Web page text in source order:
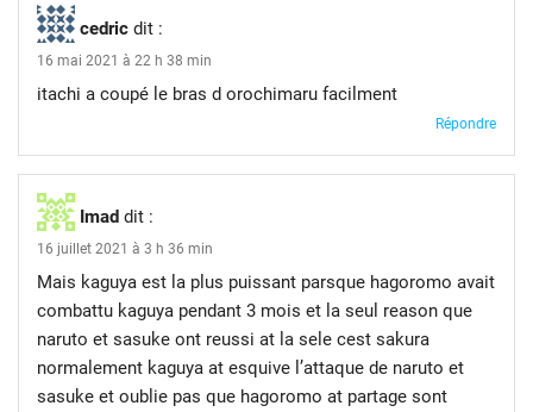
cedric dit :
16 mai 2021 à 22 h 38 min
itachi a coupé le bras d orochimaru facilment
Répondre
Imad dit :
16 juillet 2021 à 3 h 36 min
Mais kaguya est la plus puissant parsque hagoromo avait
combattu kaguya pendant 3 mois et la seul reason que
naruto et sasuke ont reussi at la sele cest sakura
normalement kaguya at esquive l’attaque de naruto et
sasuke et oublie pas que hagoromo at partage sont